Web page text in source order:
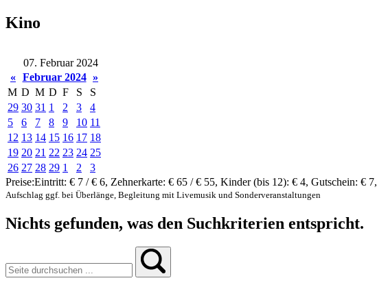
Kino
07. Februar 2024
« Februar 2024 »
M D M D F S
S
29 30 31 1 2 3
4
5
6 7 8 9 10 11
12 13 14 15 16 17 18
19 20 21 22 23 24 25
26 27 28 29 1 2
3
Preise:Eintritt: € 7 / € 6, Zehnerkarte: € 65 / € 55, Kinder (bis 12): € 4, Gutschein: € 7,
Aufschlag ggf. bei Überlänge, Begleitung mit Livemusik und Sonderveranstaltungen
Nichts gefunden, was den Suchkriterien entspricht.